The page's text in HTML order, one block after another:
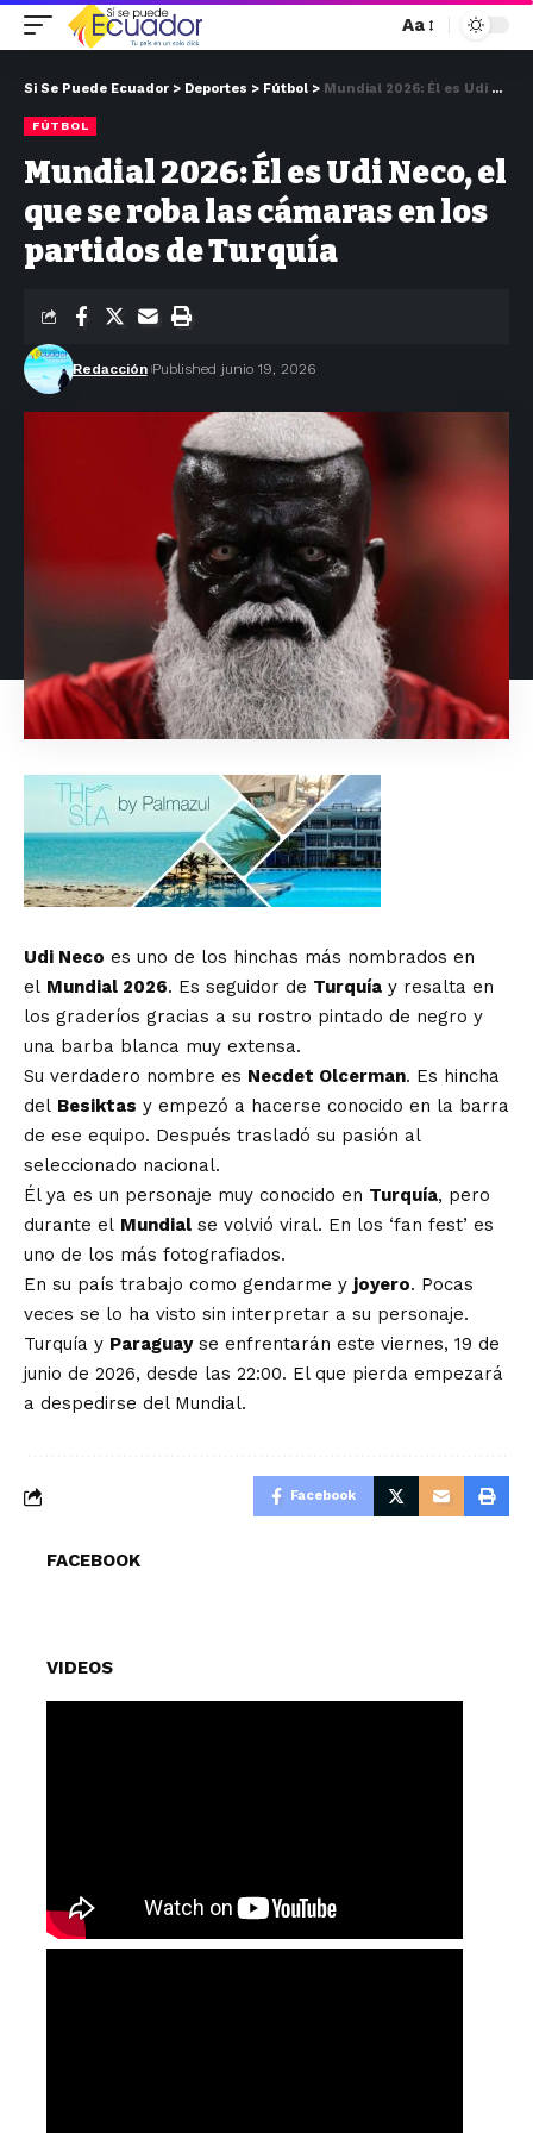
Aa
Si Se Puede Ecuador > Deportes > Fútbol > Mundial 2026: Él es Udi Neco, el que se roba las cámaras en los partidos de Turquía
FÚTBOL
Mundial 2026: Él es Udi Neco, el
que se roba las cámaras en los
partidos de Turquía
Redacción Published junio 19, 2026
Udi Neco es uno de los hinchas más nombrados en
el Mundial 2026. Es seguidor de Turquía y resalta en
los graderíos gracias a su rostro pintado de negro y
una barba blanca muy extensa.
Su verdadero nombre es Necdet Olcerman. Es hincha
del Besiktas y empezó a hacerse conocido en la barra
de ese equipo. Después trasladó su pasión al
seleccionado nacional.
Él ya es un personaje muy conocido en Turquía, pero
durante el Mundial se volvió viral. En los ‘fan fest’ es
uno de los más fotografiados.
En su país trabajo como gendarme y joyero. Pocas
veces se lo ha visto sin interpretar a su personaje.
Turquía y Paraguayse enfrentarán este viernes, 19 de
junio de 2026, desde las 22:00. El que pierda empezará
a despedirse del Mundial.
Facebook
FACEBOOK
VIDEOS